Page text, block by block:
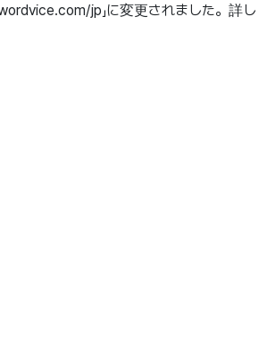
jp」に変更されました。 詳し